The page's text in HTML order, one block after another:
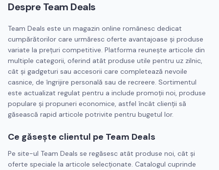
Despre Team Deals
Team Deals este un magazin online românesc dedicat
cumpărătorilor care urmăresc oferte avantajoase și produse
variate la prețuri competitive. Platforma reunește articole din
multiple categorii, oferind atât produse utile pentru uz zilnic,
cât și gadgeturi sau accesorii care completează nevoile
casnice, de îngrijire personală sau de recreere. Sortimentul
este actualizat regulat pentru a include promoții noi, produse
populare și propuneri economice, astfel încât clienții să
găsească rapid articole potrivite pentru bugetul lor.
Ce găsește clientul pe Team Deals
Pe site-ul Team Deals se regăsesc atât produse noi, cât și
oferte speciale la articole selecționate. Catalogul cuprinde